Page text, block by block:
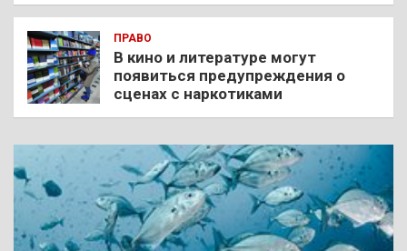
ПРАВО
В кино и литературе могут
появиться предупреждения о
сценах с наркотиками